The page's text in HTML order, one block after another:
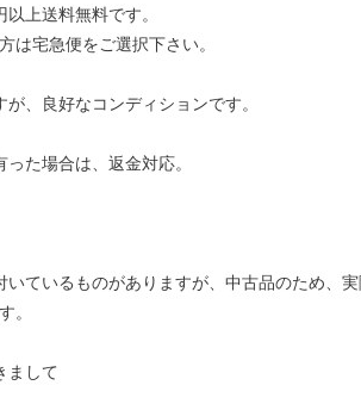
上送料無料です。
は宅急便をご選択下さい。
、良好なコンディションです。
た場合は、返金対応。
いているものがありますが、中古品のため、
。
まして